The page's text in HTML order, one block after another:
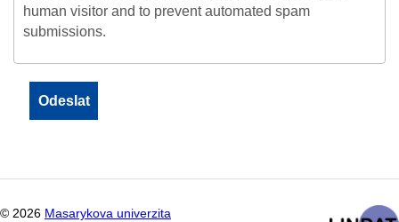
human visitor and to prevent automated spam
submissions.
© 2026 Masarykova univerzita